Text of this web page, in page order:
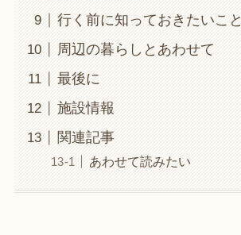
行く前に知っておきたいこと
周辺の暮らしとあわせて
最後に
施設情報
関連記事
あわせて読みたい